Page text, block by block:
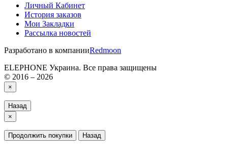
Личный Кабинет
История заказов
Мои Закладки
Рассылка новостей
Разработано в компанииRedmoon
ELEPHONE Украина. Все права защищены
© 2016 – 2026
×
Назад
×
Продолжить покупки Назад